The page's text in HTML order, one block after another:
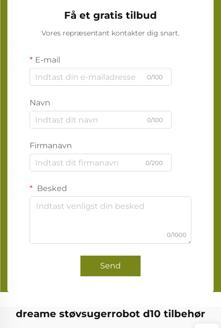
Få et gratis tilbud
Vores repræsentant kontakter dig snart.
E-mail
0/100
Navn
0/100
Firmanavn
0/200
Besked
0/1000
Send
dreame støvsugerrobot d10 tilbehør